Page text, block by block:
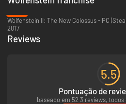
Wolfenstein II: The New Colossus - PC
2017
Reviews
5.5
Pontuação de
baseado em 52 3 reviews,